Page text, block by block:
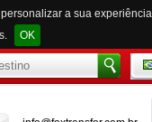
a sua
OK